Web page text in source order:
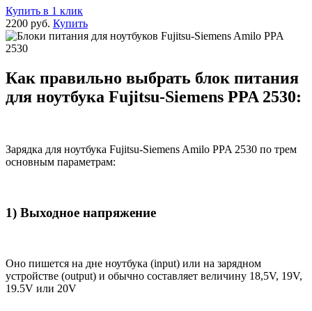
Купить в 1 клик
2200 руб. Купить
Как правильно выбрать блок питания
для ноутбука Fujitsu-Siemens PPA 2530:
Зарядка для ноутбука Fujitsu-Siemens Amilo PPA 2530 по трем
основным параметрам:
1) Выходное напряжение
Оно пишется на дне ноутбука (input) или на зарядном
устройстве (output) и обычно составляет величину 18,5V, 19V,
19.5V или 20V